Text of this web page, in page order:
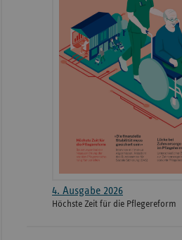
4. Ausgabe 2026
Höchste Zeit für die Pflegereform